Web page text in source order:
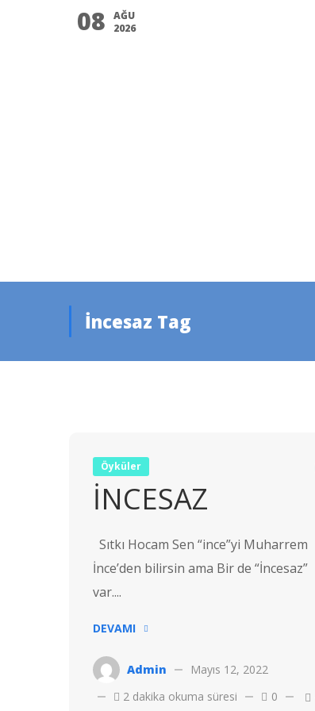
08
AĞU
2026
İncesaz Tag
Öyküler
İNCESAZ
Sıtkı Hocam Sen “ince”yi Muharrem
İnce’den bilirsin ama Bir de “İncesaz”
var....
DEVAMI
Admin
Mayıs 12, 2022
2 dakika okuma süresi
0